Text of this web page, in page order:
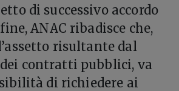
di successivo accordo
ANAC ribadisce che,
risultante dal
contratti pubblici, va
di richiedere ai